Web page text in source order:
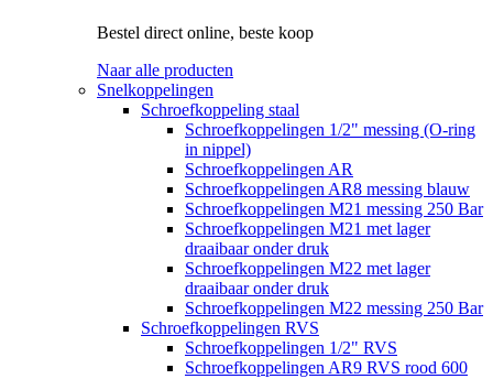
Bestel direct online, beste koop
Naar alle producten
Snelkoppelingen
Schroefkoppeling staal
Schroefkoppelingen 1/2" messing (O-ring
in nippel)
Schroefkoppelingen AR
Schroefkoppelingen AR8 messing blauw
Schroefkoppelingen M21 messing 250 Bar
Schroefkoppelingen M21 met lager
draaibaar onder druk
Schroefkoppelingen M22 met lager
draaibaar onder druk
Schroefkoppelingen M22 messing 250 Bar
Schroefkoppelingen RVS
Schroefkoppelingen 1/2" RVS
Schroefkoppelingen AR9 RVS rood 600